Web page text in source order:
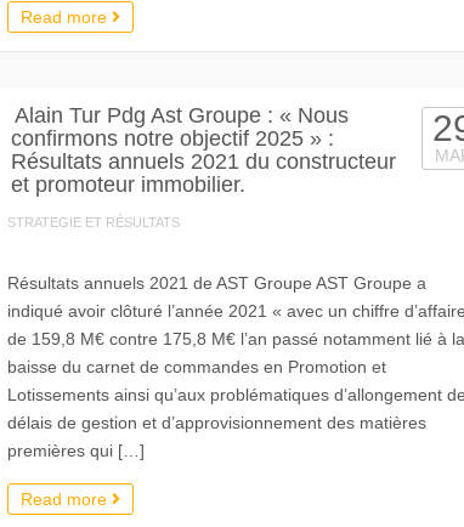
Read more
Alain Tur Pdg Ast Groupe : « Nous
confirmons notre objectif 2025 » :
Résultats annuels 2021 du constructeur
et promoteur immobilier.
STRATEGIE ET RÉSULTATS
Résultats annuels 2021 de AST Groupe AST Groupe a
indiqué avoir clôturé l’année 2021 « avec un chiffre
de 159,8 M€ contre 175,8 M€ l’an passé notamment lié à la
baisse du carnet de commandes en Promotion et
Lotissements ainsi qu’aux problématiques d’allongement
délais de gestion et d’approvisionnement des matières
premières qui […]
Read more